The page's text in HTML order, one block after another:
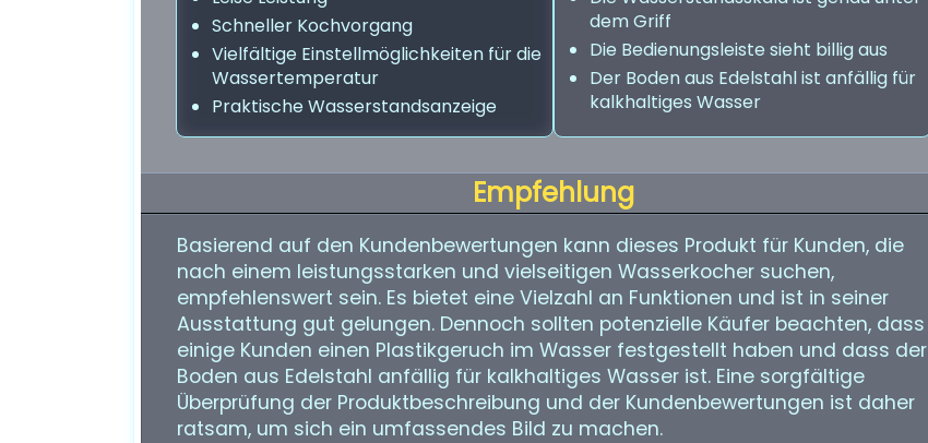
Schneller Kochvorgang
Vielfältige Einstellmöglichkeiten für die
Wassertemperatur
Praktische Wasserstandsanzeige
dem Griff
Die Bedienungsleiste sieht billig aus
Der Boden aus Edelstahl ist anfällig für
kalkhaltiges Wasser
Empfehlung
Basierend auf den Kundenbewertungen kann dieses Produkt für Kunden, die
nach einem leistungsstarken und vielseitigen Wasserkocher suchen,
empfehlenswert sein. Es bietet eine Vielzahl an Funktionen und ist in seiner
Ausstattung gut gelungen. Dennoch sollten potenzielle Käufer beachten, dass
einige Kunden einen Plastikgeruch im Wasser festgestellt haben und dass der
Boden aus Edelstahl anfällig für kalkhaltiges Wasser ist. Eine sorgfältige
Überprüfung der Produktbeschreibung und der Kundenbewertungen ist daher
ratsam, um sich ein umfassendes Bild zu machen.